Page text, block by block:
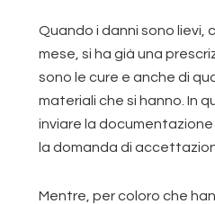
Quando i danni sono lievi,
mese, si ha già una
sono le cure e anche di
materiali che si hanno. In
inviare la
la domanda di
Mentre, per coloro che